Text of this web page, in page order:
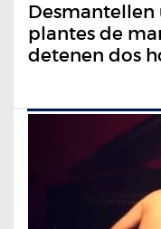
Desmantellen
plantes de
detenen dos